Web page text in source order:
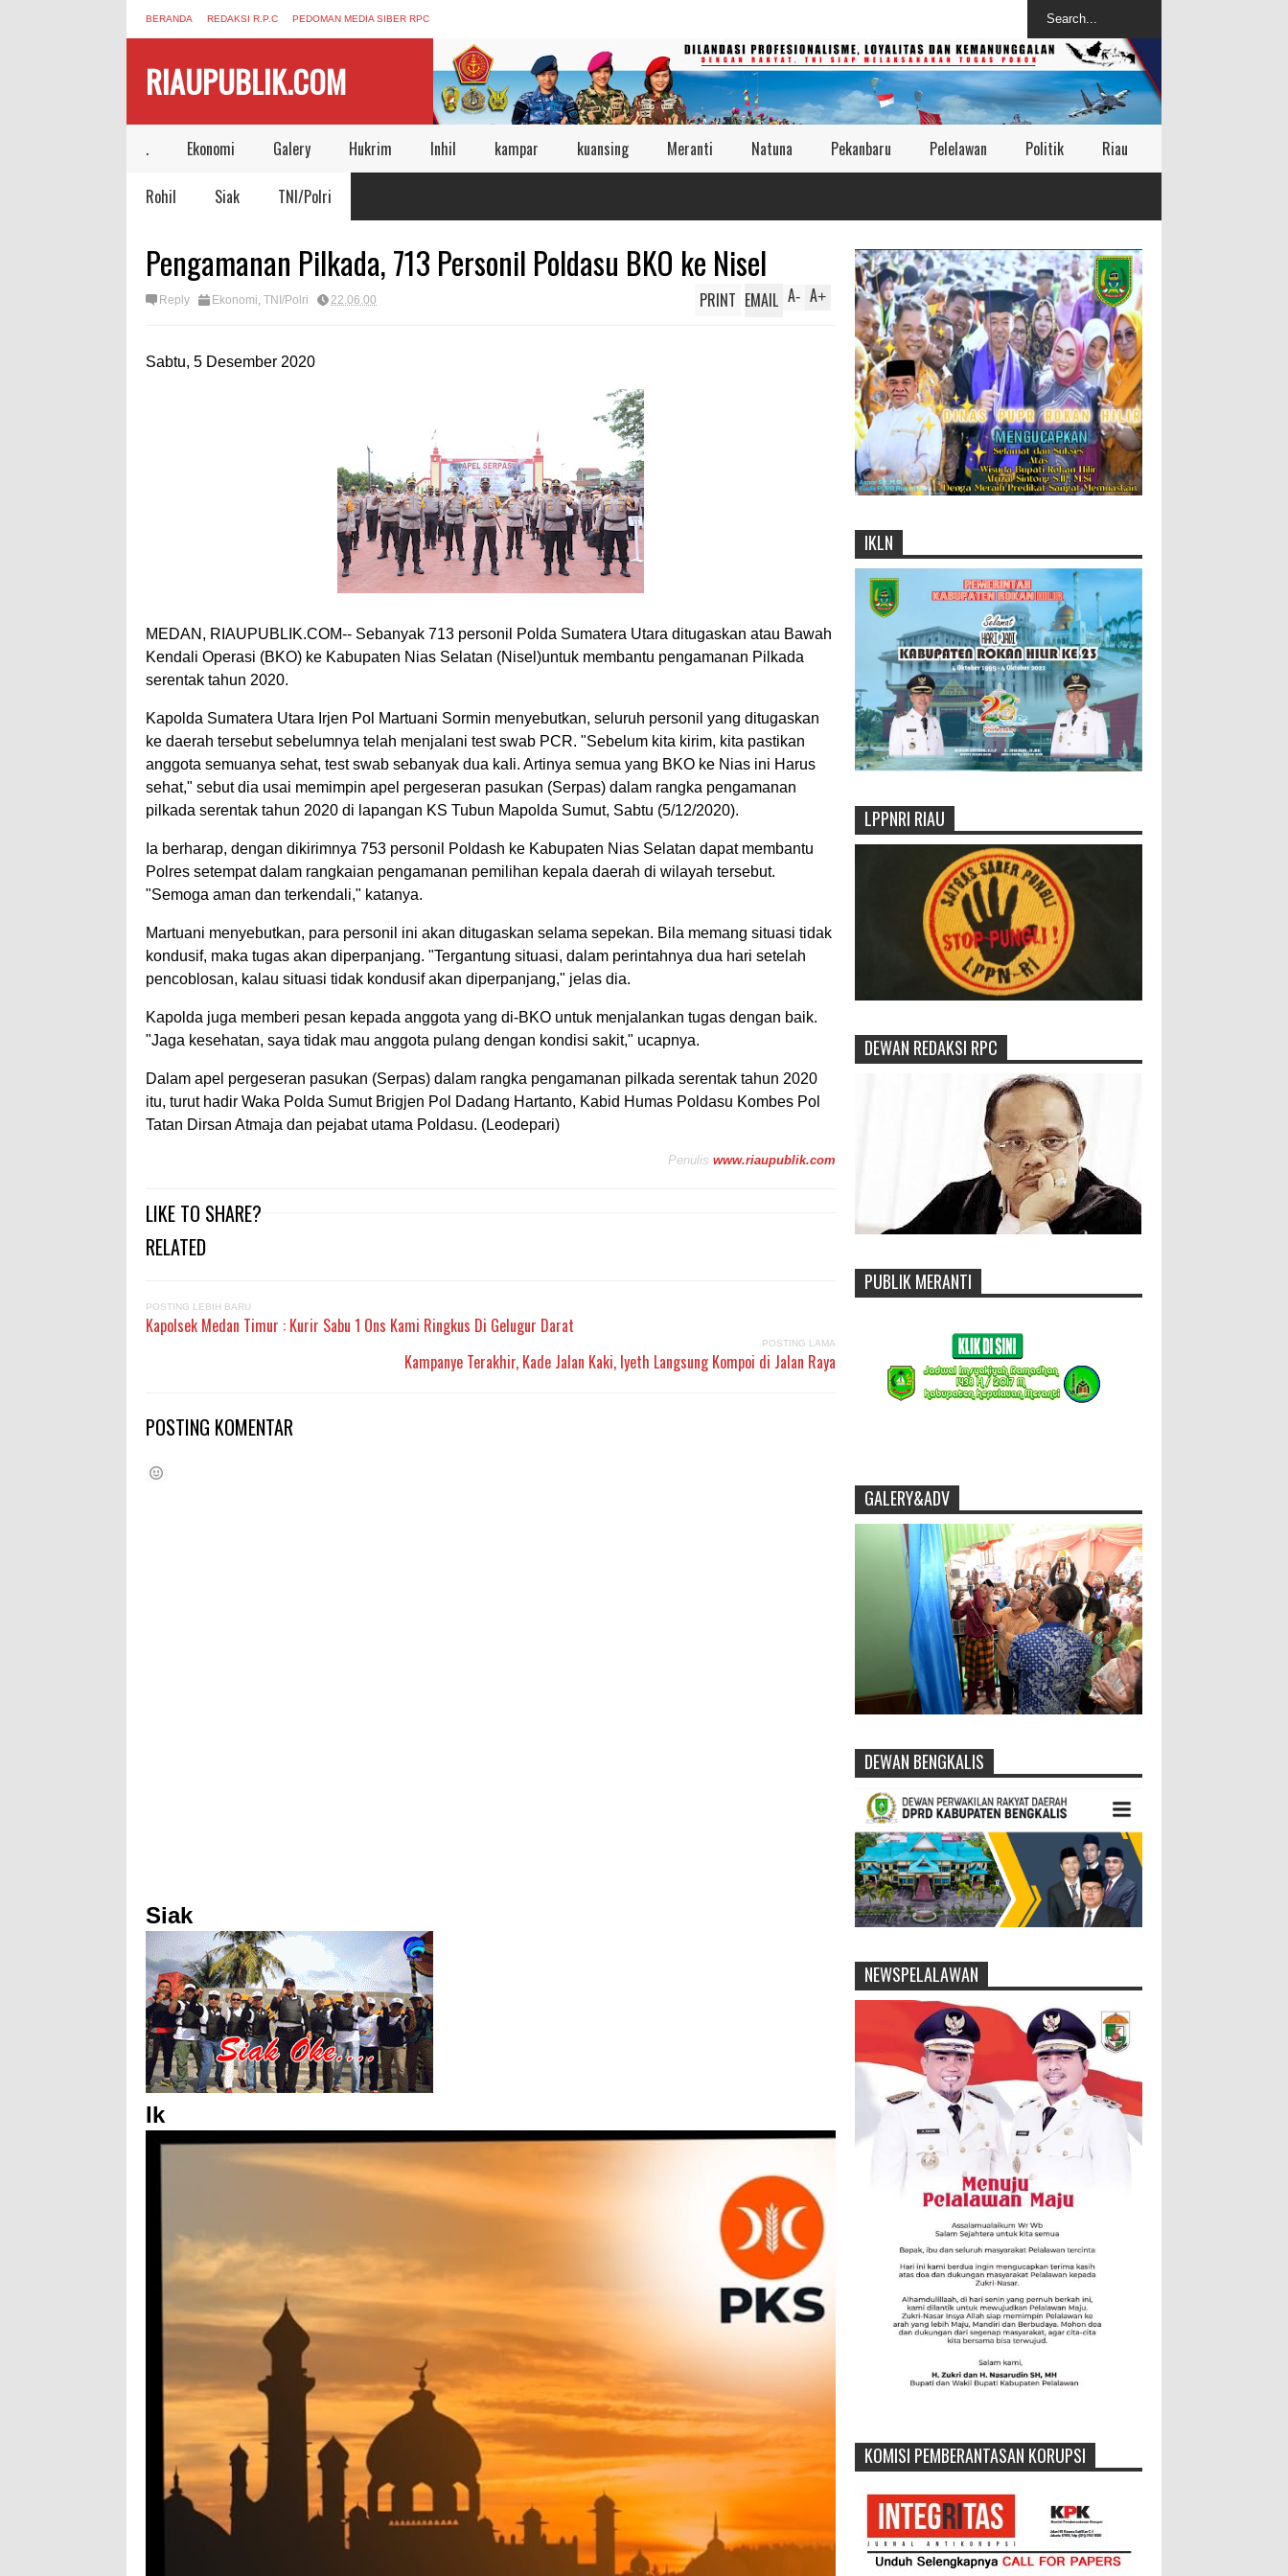
BERANDA REDAKSI R.P.C PEDOMAN MEDIA SIBER RPC
RIAUPUBLIK.COM
. Ekonomi Galery Hukrim Inhil kampar kuansing Meranti Natuna Pekanbaru Pelelawan Politik Riau
Rohil Siak TNI/Polri
Pengamanan Pilkada, 713 Personil Poldasu BKO ke Nisel
Reply Ekonomi, TNI/Polri 22.06.00 A+
A-
PRINT EMAIL
Sabtu, 5 Desember 2020
MEDAN, RIAUPUBLIK.COM-- Sebanyak 713 personil Polda Sumatera Utara ditugaskan atau Bawah
Kendali Operasi (BKO) ke Kabupaten Nias Selatan (Nisel)untuk membantu pengamanan Pilkada
serentak tahun 2020.
Kapolda Sumatera Utara Irjen Pol Martuani Sormin menyebutkan, seluruh personil yang ditugaskan
ke daerah tersebut sebelumnya telah menjalani test swab PCR. "Sebelum kita kirim, kita pastikan
anggota semuanya sehat, test swab sebanyak dua kaIi. Artinya semua yang BKO ke Nias ini Harus
sehat," sebut dia usai memimpin apel pergeseran pasukan (Serpas) dalam rangka pengamanan
pilkada serentak tahun 2020 di lapangan KS Tubun Mapolda Sumut, Sabtu (5/12/2020).
Ia berharap, dengan dikirimnya 753 personil Poldash ke Kabupaten Nias Selatan dapat membantu
Polres setempat dalam rangkaian pengamanan pemilihan kepala daerah di wilayah tersebut.
"Semoga aman dan terkendali," katanya.
Martuani menyebutkan, para personil ini akan ditugaskan selama sepekan. Bila memang situasi tidak
kondusif, maka tugas akan diperpanjang. "Tergantung situasi, dalam perintahnya dua hari setelah
pencoblosan, kalau situasi tidak kondusif akan diperpanjang," jelas dia.
Kapolda juga memberi pesan kepada anggota yang di-BKO untuk menjalankan tugas dengan baik.
"Jaga kesehatan, saya tidak mau anggota pulang dengan kondisi sakit," ucapnya.
Dalam apel pergeseran pasukan (Serpas) dalam rangka pengamanan pilkada serentak tahun 2020
itu, turut hadir Waka Polda Sumut Brigjen Pol Dadang Hartanto, Kabid Humas Poldasu Kombes Pol
Tatan Dirsan Atmaja dan pejabat utama Poldasu. (Leodepari)
Penulis www.riaupublik.com
LIKE TO SHARE?
RELATED
POSTING LEBIH BARU
Kapolsek Medan Timur : Kurir Sabu 1 Ons Kami Ringkus Di Gelugur Darat
POSTING LAMA
Kampanye Terakhir, Kade Jalan Kaki, Iyeth Langsung Kompoi di Jalan Raya
POSTING KOMENTAR
Siak
Ik
IKLN
LPPNRI RIAU
DEWAN REDAKSI RPC
PUBLIK MERANTI
GALERY&ADV
DEWAN BENGKALIS
NEWSPELALAWAN
KOMISI PEMBERANTASAN KORUPSI